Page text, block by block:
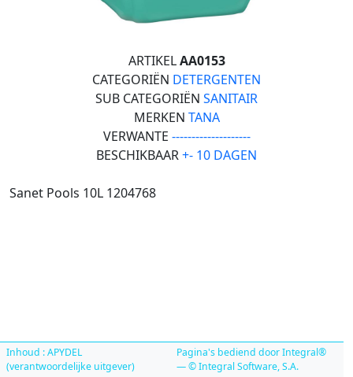
ARTIKELAA0153
CATEGORIËN DETERGENTEN
SUB CATEGORIËN SANITAIR
MERKEN TANA
VERWANTE --------------------
BESCHIKBAAR+- 10 DAGEN
Sanet Pools 10L 1204768
Inhoud : APYDEL
(verantwoordelijke uitgever)
Pagina's bediend door Integral®
— © Integral Software, S.A.